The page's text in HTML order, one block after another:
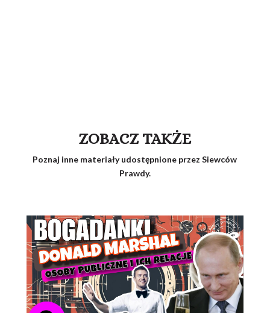
ZOBACZ TAKŻE
Poznaj inne materiały udostępnione przez Siewców
Prawdy.